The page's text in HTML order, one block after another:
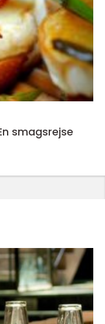
smagsrejse